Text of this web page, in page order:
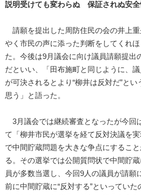
説明受けても変わらぬ 保証されぬ安全
請願を提出した周防住民の会の井上重
やく市民の声に添った判断をしてくれ
た。今後は9月議会に向け議員請願提出
だといい、「田布施町と同じように、
が可決されるとより“柳井は反対だ”とい
思う」と語った。
3月議会では継続審査となったが今回
て「柳井市民が選挙を経て反対決議を
で中間貯蔵問題を大きな争点にするこ
る。その選挙では公開質問状で中間貯
員が多数当選し、今回9人の議員が請願
前に中間貯蔵に“反対する”といってい